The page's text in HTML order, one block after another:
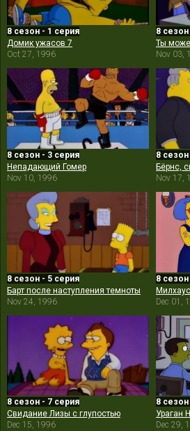
8 сезон - 1 серия
Домик ужасов 7
Oct 27, 1996
8
Nov 03,
8 сезон - 3 серия
Непадающий Гомер
Nov 10, 1996
8
Бёрнс,
Nov 17,
8 сезон - 5 серия
Барт после наступления темноты
Nov 24, 1996
8
Dec 01,
8 сезон - 7 серия
Свидание Лизы с глупостью
Dec 15, 1996
8
Ураган
Dec 29,